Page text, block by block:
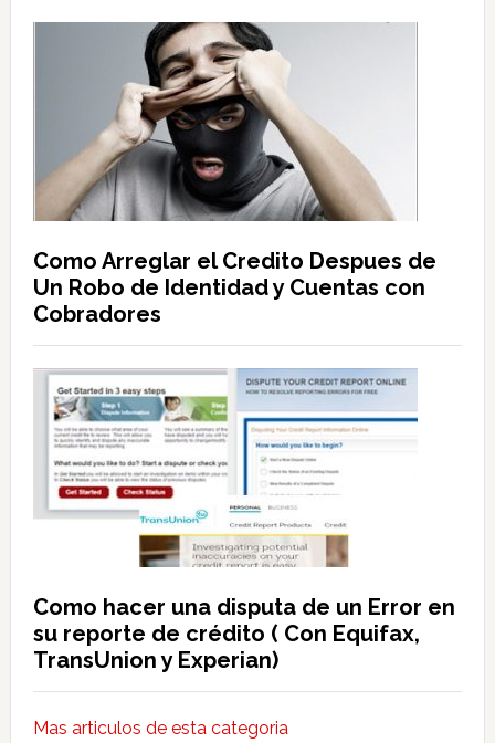
Como Arreglar el Credito Despues de
Un Robo de Identidad y Cuentas con
Cobradores
Como hacer una disputa de un Error en
su reporte de crédito ( Con Equifax,
TransUnion y Experian)
Mas articulos de esta categoria